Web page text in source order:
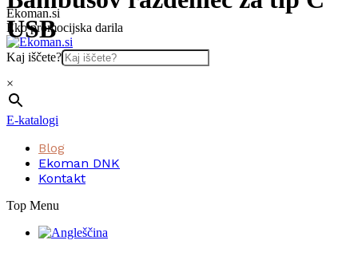
Skip
to
content
Ekoman.si
Eko promocijska darila
Kaj iščete?
×
E-katalogi
Blog
Ekoman DNK
Kontakt
Top Menu
USB